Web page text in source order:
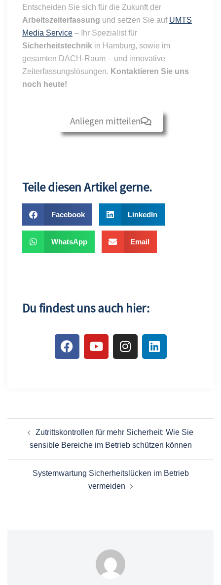
Entscheiden Sie sich für die Zukunft der
Arbeitszeiterfassung und setzen Sie auf UMTS
Media Service – Ihr Spezialist für
Sicherheitstechnik in Hamburg, sowie im
gesamten DACH-Raum – und innovative
Zeiterfassungslösungen. Kontaktieren Sie uns
noch heute!
Anliegen mitteilen
Teile diesen Artikel gerne.
Facebook LinkedIn
WhatsApp Email
Du findest uns auch hier:
Zutrittskontrollen für mehr Sicherheit: Wie Sie
sensible Bereiche im Betrieb schützen können
Systemwartung Sicherheitslücken im Betrieb
vermeiden